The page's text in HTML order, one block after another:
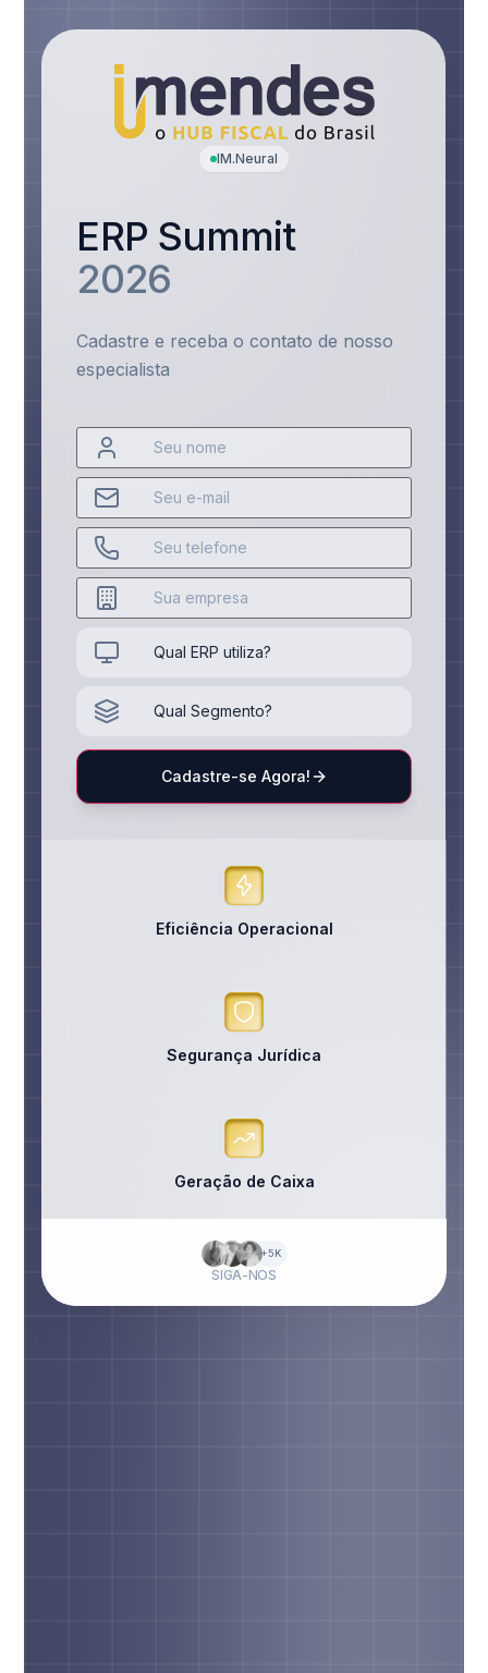
IM.Neural
ERP Summit
2026
Cadastre e receba o contato de nosso
especialista
Cadastre-se Agora!
Eficiência Operacional
Segurança Jurídica
Geração de Caixa
+5K
SIGA-NOS